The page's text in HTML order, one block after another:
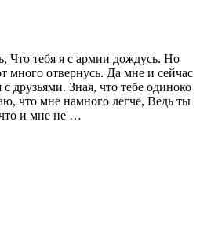
Что тебя я с армии дождусь. Но
много отвернусь. Да мне и сейчас
с друзьями. Зная, что тебе одиноко
что мне намного легче, Ведь ты
и мне не …